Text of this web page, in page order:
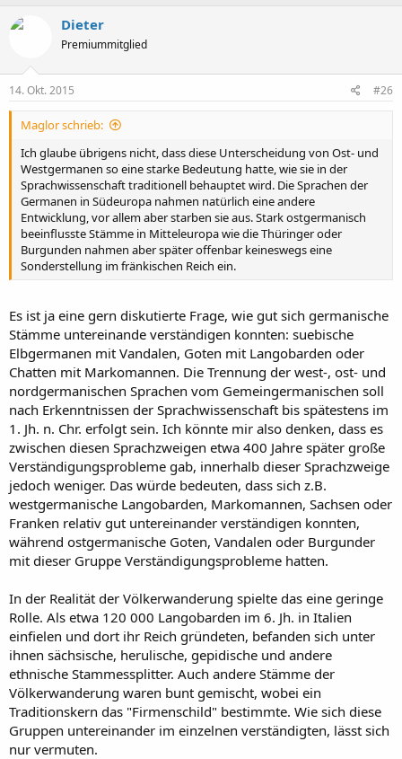
Dieter
Premiummitglied
14. Okt. 2015 #26
Maglor schrieb:
Ich glaube übrigens nicht, dass diese Unterscheidung von Ost- und
Westgermanen so eine starke Bedeutung hatte, wie sie in der
Sprachwissenschaft traditionell behauptet wird. Die Sprachen der
Germanen in Südeuropa nahmen natürlich eine andere
Entwicklung, vor allem aber starben sie aus. Stark ostgermanisch
beeinflusste Stämme in Mitteleuropa wie die Thüringer oder
Burgunden nahmen aber später offenbar keineswegs eine
Sonderstellung im fränkischen Reich ein.
Es ist ja eine gern diskutierte Frage, wie gut sich germanische
Stämme untereinande verständigen konnten: suebische
Elbgermanen mit Vandalen, Goten mit Langobarden oder
Chatten mit Markomannen. Die Trennung der west-, ost- und
nordgermanischen Sprachen vom Gemeingermanischen soll
nach Erkenntnissen der Sprachwissenschaft bis spätestens im
1. Jh. n. Chr. erfolgt sein. Ich könnte mir also denken, dass es
zwischen diesen Sprachzweigen etwa 400 Jahre später große
Verständigungsprobleme gab, innerhalb dieser Sprachzweige
jedoch weniger. Das würde bedeuten, dass sich z.B.
westgermanische Langobarden, Markomannen, Sachsen oder
Franken relativ gut untereinander verständigen konnten,
während ostgermanische Goten, Vandalen oder Burgunder
mit dieser Gruppe Verständigungsprobleme hatten.
In der Realität der Völkerwanderung spielte das eine geringe
Rolle. Als etwa 120 000 Langobarden im 6. Jh. in Italien
einfielen und dort ihr Reich gründeten, befanden sich unter
ihnen sächsische, herulische, gepidische und andere
ethnische Stammessplitter. Auch andere Stämme der
Völkerwanderung waren bunt gemischt, wobei ein
Traditionskern das "Firmenschild" bestimmte. Wie sich diese
Gruppen untereinander im einzelnen verständigten, lässt sich
nur vermuten.